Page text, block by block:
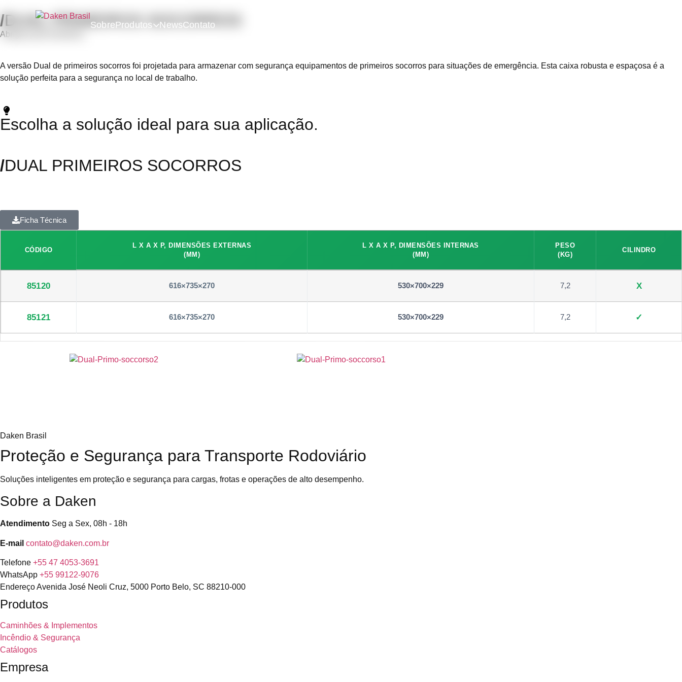
SobreProdutos NewsContato
/DUAL PRIMEIROS SOCORROS
Abrigos para Extintores
A versão Dual de primeiros socorros foi projetada para armazenar com segurança equipamentos de primeiros socorros para situações de emergência. Esta caixa robusta e espaçosa é a
solução perfeita para a segurança no local de trabalho.
Escolha a solução ideal para sua aplicação.
/DUAL PRIMEIROS SOCORROS
Ficha Técnica
CÓDIGO
L X A X P, DIMENSÕES EXTERNAS
(MM)
L X A X P, DIMENSÕES INTERNAS
(MM)
PESO
(KG)
CILINDRO
85120 616×735×270 530×700×229 7,2 X
85121 616×735×270 530×700×229 7,2 ✓
Daken Brasil
Proteção e Segurança para Transporte Rodoviário
Soluções inteligentes em proteção e segurança para cargas, frotas e operações de alto desempenho.
Sobre a Daken
Atendimento Seg a Sex, 08h - 18h
E-mail contato@daken.com.br
Telefone +55 47 4053-3691
WhatsApp +55 99122-9076
EndereçoAvenida José Neoli Cruz, 5000 Porto Belo, SC 88210-000
Produtos
Caminhões & Implementos
Incêndio & Segurança
Catálogos
Empresa